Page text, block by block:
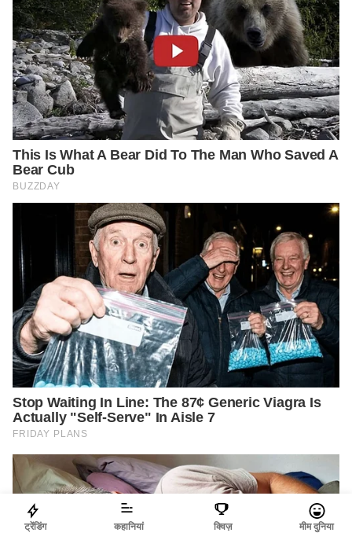
ट्रेंडिंग कहानियां क्विज़ मीम दुनिया